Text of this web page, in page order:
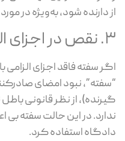
دارنده شود، به‌ویژه در مورد
سفته فاقد اجزای الزامی
نبود امضای
از نظر قانونی باطل
در این حالت سفته بی
استفاده کرد.